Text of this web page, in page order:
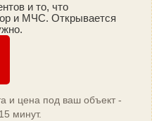
и то, что
и МЧС. Открывается
и цена под ваш объект -
минут.